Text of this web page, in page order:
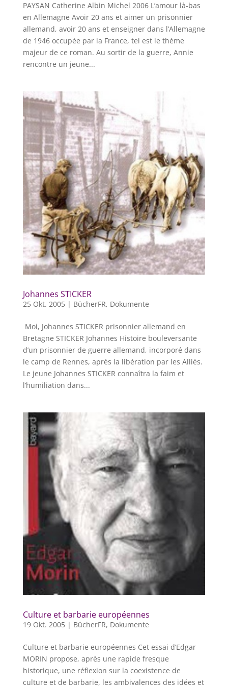
PAYSAN Catherine Albin Michel 2006 L’amour là-bas
en Allemagne Avoir 20 ans et aimer un prisonnier
allemand, avoir 20 ans et enseigner dans l’Allemagne
de 1946 occupée par la France, tel est le thème
majeur de ce roman. Au sortir de la guerre, Annie
rencontre un jeune...
Johannes STICKER
25 Okt. 2005| BücherFR, Dokumente
Moi, Johannes STICKER prisonnier allemand en
Bretagne STICKER Johannes Histoire bouleversante
d’un prisonnier de guerre allemand, incorporé dans
le camp de Rennes, après la libération par les Alliés.
Le jeune Johannes STICKER connaîtra la faim et
l’humiliation dans...
Culture et barbarie européennes
19 Okt. 2005| BücherFR, Dokumente
Culture et barbarie européennes Cet essai d’Edgar
MORIN propose, après une rapide fresque
historique, une réflexion sur la coexistence de
culture et de barbarie, les ambivalences des idées et